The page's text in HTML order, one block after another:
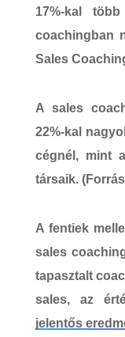
17%-kal
coachingban
Sales
A sales
22%-kal
cégnél, mint
társaik.
A fentiek
sales
tapasztalt
sales, az
jelentős